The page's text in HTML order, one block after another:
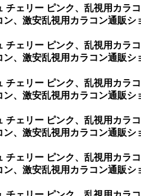
チェリー ピンク、乱視用カ
、激安乱視用カラコン通販
チェリー ピンク、乱視用カ
ン、激安乱視用カラコン通販
チェリー ピンク、乱視用カ
ン、激安乱視用カラコン通販
チェリー ピンク、乱視用カ
、激安乱視用カラコン通販
チェリー ピンク、乱視用カ
、激安乱視用カラコン通販